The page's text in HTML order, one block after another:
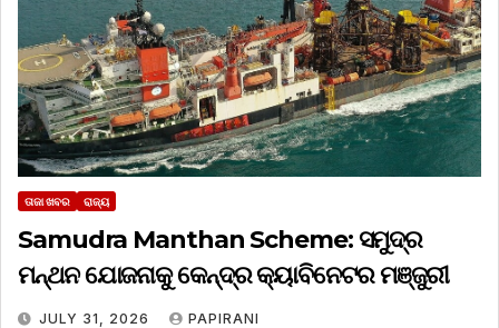
ତାଜା ଖବର ରାଜ୍ୟ
Samudra Manthan Scheme: ସମୁଦ୍ର
ମନ୍ଥନ ଯୋଜନାକୁ କେନ୍ଦ୍ର କ୍ୟାବିନେଟର ମଞ୍ଜୁରୀ
JULY 31, 2026 PAPIRANI